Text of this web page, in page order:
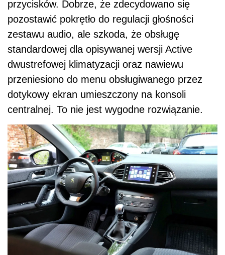
przycisków. Dobrze, że zdecydowano się
pozostawić pokrętło do regulacji głośności
zestawu audio, ale szkoda, że obsługę
standardowej dla opisywanej wersji Active
dwustrefowej klimatyzacji oraz nawiewu
przeniesiono do menu obsługiwanego przez
dotykowy ekran umieszczony na konsoli
centralnej. To nie jest wygodne rozwiązanie.